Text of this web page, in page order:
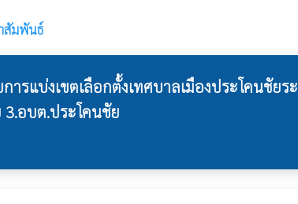
สัมพันธ์
รแบ่งเขตเลือกตั้งเทศบาลเมืองประโคนชัย
3.อบต.ประโคนชัย